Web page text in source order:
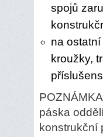
spojů
na
kroužky,
páska
konstrukční